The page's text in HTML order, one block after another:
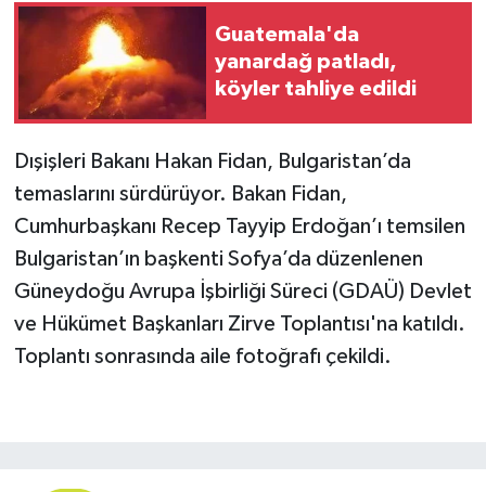
Guatemala'da
yanardağ patladı,
köyler tahliye edildi
Dışişleri Bakanı Hakan Fidan, Bulgaristan’da
temaslarını sürdürüyor. Bakan Fidan,
Cumhurbaşkanı Recep Tayyip Erdoğan’ı temsilen
Bulgaristan’ın başkenti Sofya’da düzenlenen
Güneydoğu Avrupa İşbirliği Süreci (GDAÜ) Devlet
ve Hükümet Başkanları Zirve Toplantısı'na katıldı.
Toplantı sonrasında aile fotoğrafı çekildi.